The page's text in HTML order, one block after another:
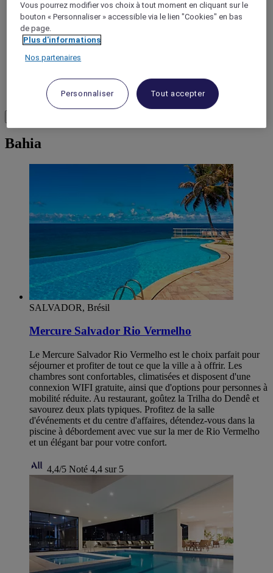
Salvador
Bahia
SALVADOR, Brésil
Mercure Salvador Rio Vermelho
Le Mercure Salvador Rio Vermelho est le choix parfait pour
séjourner et profiter de tout ce que la ville a à offrir. Les
chambres sont confortables, climatisées et disposent d'une
connexion WIFI gratuite, ainsi que d'options pour personnes à
mobilité réduite. Au restaurant, goûtez la Trilha do Dendê et
savourez deux plats typiques. Profitez de la salle
d'événements et du centre d'affaires, détendez-vous dans la
piscine à débordement avec vue sur la mer de Rio Vermelho
et un élégant bar pour votre confort.
4,4/5 Noté 4,4 sur 5
Vous pourrez modifier vos choix à tout moment en cliquant sur le
bouton « Personnaliser » accessible via le lien "Cookies" en bas
de page.
Plus d'informations
Nos partenaires
Personnaliser Tout accepter